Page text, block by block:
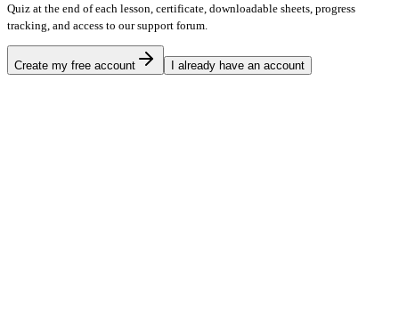
Quiz at the end of each lesson, certificate, downloadable sheets, progress
tracking, and access to our support forum.
Create my free account I already have an account